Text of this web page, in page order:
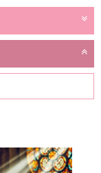
一切剛剛好
一切剛剛好